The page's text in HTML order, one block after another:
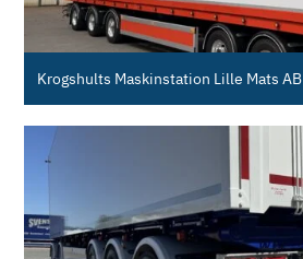
Krogshults Maskinstation Lille Mats AB